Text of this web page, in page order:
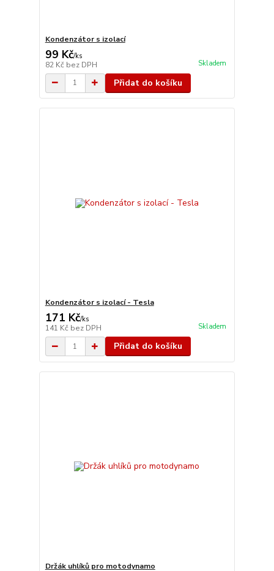
Kondenzátor s izolací
99 Kč/ks
82 Kč bez DPH Skladem
Přidat do košíku
Kondenzátor s izolací - Tesla
171 Kč/ks
141 Kč bez DPH Skladem
Přidat do košíku
Držák uhlíků pro motodynamo